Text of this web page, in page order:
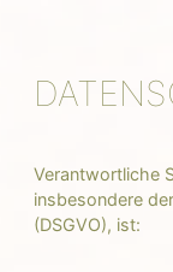
Verantwortliche
insbesondere
(DSGVO), ist: